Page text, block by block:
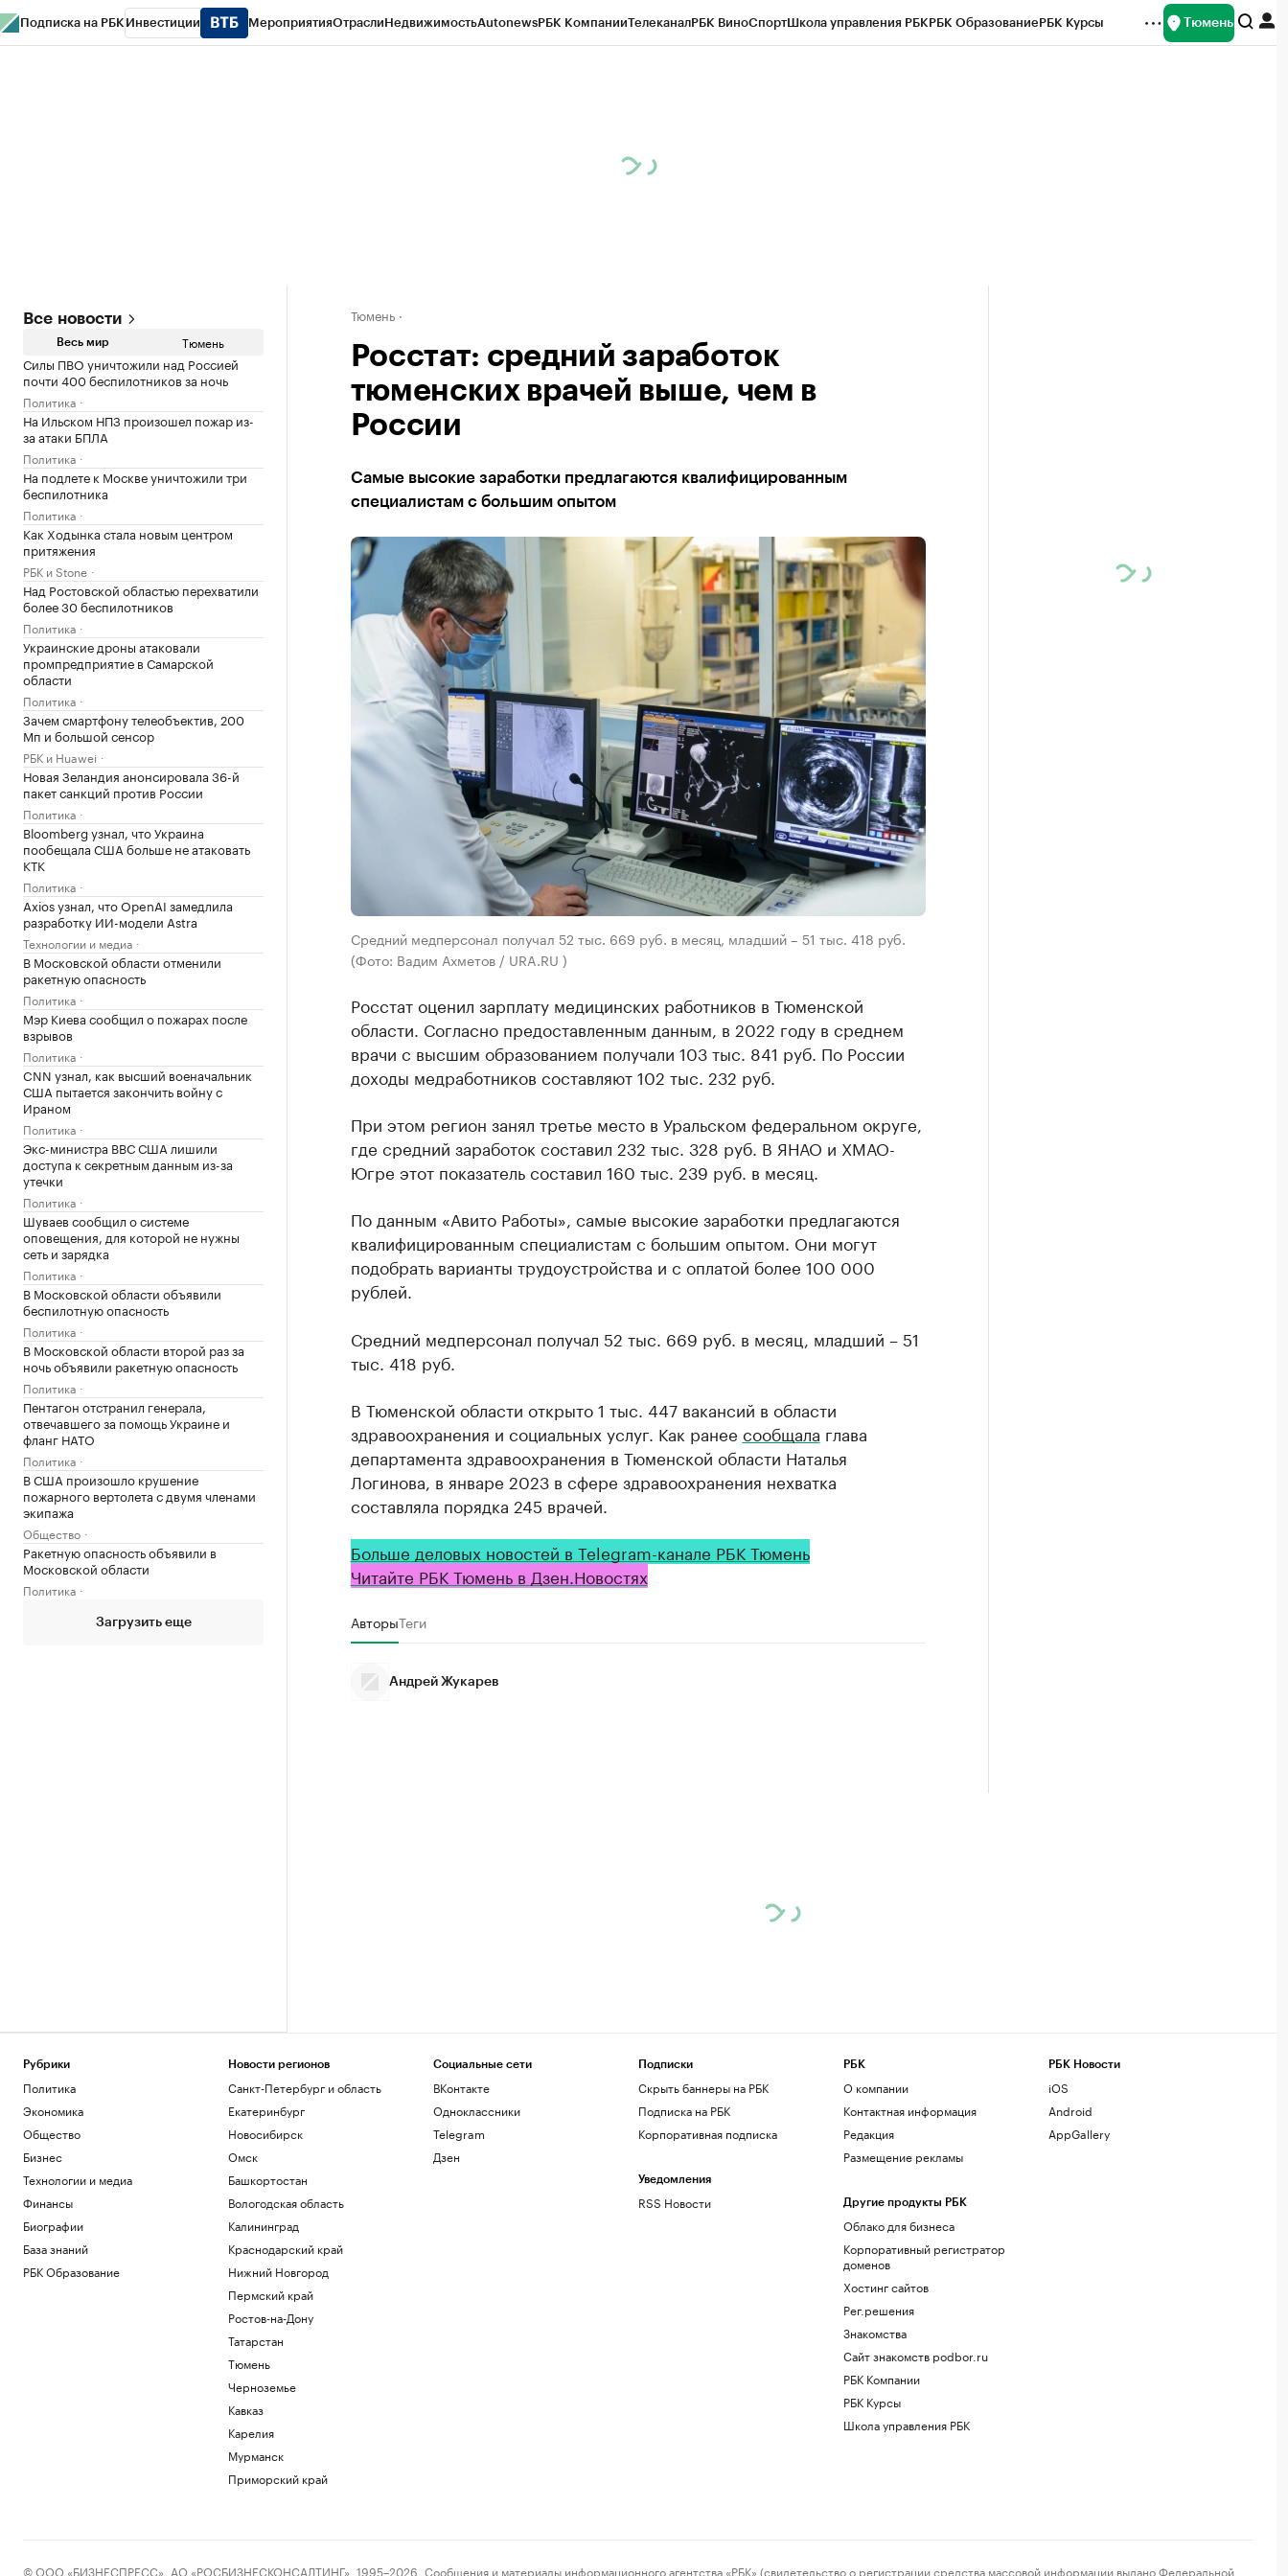
Подписка на РБК Инвестиции МероприятияОтраслиНедвижимостьAutonewsРБК КомпанииТелеканалРБК ВиноСпортШкола управления РБКРБК ОбразованиеРБК Курсы Тюмень
Все новости
Весь мир Тюмень
Силы ПВО уничтожили над Россией
почти 400 беспилотников за ночь
Политика
На Ильском НПЗ произошел пожар из-
за атаки БПЛА
Политика
На подлете к Москве уничтожили три
беспилотника
Политика
Как Ходынка стала новым центром
притяжения
РБК и Stone
Над Ростовской областью перехватили
более 30 беспилотников
Политика
Украинские дроны атаковали
промпредприятие в Самарской
области
Политика
Зачем смартфону телеобъектив, 200
Мп и большой сенсор
РБК и Huawei
Новая Зеландия анонсировала 36-й
пакет санкций против России
Политика
Bloomberg узнал, что Украина
пообещала США больше не атаковать
КТК
Политика
Axios узнал, что OpenAI замедлила
разработку ИИ-модели Astra
Технологии и медиа
В Московской области отменили
ракетную опасность
Политика
Мэр Киева сообщил о пожарах после
взрывов
Политика
CNN узнал, как высший военачальник
США пытается закончить войну с
Ираном
Политика
Экс-министра ВВС США лишили
доступа к секретным данным из-за
утечки
Политика
Шуваев сообщил о системе
оповещения, для которой не нужны
сеть и зарядка
Политика
В Московской области объявили
беспилотную опасность
Политика
В Московской области второй раз за
ночь объявили ракетную опасность
Политика
Пентагон отстранил генерала,
отвечавшего за помощь Украине и
фланг НАТО
Политика
В США произошло крушение
пожарного вертолета с двумя членами
экипажа
Общество
Ракетную опасность объявили в
Московской области
Политика
Загрузить еще
Тюмень
Росстат: средний заработок
тюменских врачей выше, чем в
России
Самые высокие заработки предлагаются квалифицированным
специалистам с большим опытом
Средний медперсонал получал 52 тыс. 669 руб. в месяц, младший – 51 тыс. 418 руб.
(Фото: Вадим Ахметов / URA.RU )
Росстат оценил зарплату медицинских работников в Тюменской
области. Согласно предоставленным данным, в 2022 году в среднем
врачи с высшим образованием получали 103 тыс. 841 руб. По России
доходы медработников составляют 102 тыс. 232 руб.
При этом регион занял третье место в Уральском федеральном округе,
где средний заработок составил 232 тыс. 328 руб. В ЯНАО и ХМАО-
Югре этот показатель составил 160 тыс. 239 руб. в месяц.
По данным «Авито Работы», самые высокие заработки предлагаются
квалифицированным специалистам с большим опытом. Они могут
подобрать варианты трудоустройства и с оплатой более 100 000
рублей.
Средний медперсонал получал 52 тыс. 669 руб. в месяц, младший – 51
тыс. 418 руб.
В Тюменской области открыто 1 тыс. 447 вакансий в области
здравоохранения и социальных услуг. Как ранее сообщала глава
департамента здравоохранения в Тюменской области Наталья
Логинова, в январе 2023 в сфере здравоохранения нехватка
составляла порядка 245 врачей.
Больше деловых новостей в Telegram-канале РБК Тюмень
Читайте РБК Тюмень в Дзен.Новостях
АвторыТеги
Андрей Жукарев
Рубрики
Политика
Экономика
Общество
Бизнес
Технологии и медиа
Финансы
Биографии
База знаний
РБК Образование
Новости регионов
Санкт-Петербург и область
Екатеринбург
Новосибирск
Омск
Башкортостан
Вологодская область
Калининград
Краснодарский край
Нижний Новгород
Пермский край
Ростов-на-Дону
Татарстан
Тюмень
Черноземье
Кавказ
Карелия
Мурманск
Приморский край
Социальные сети
ВКонтакте
Одноклассники
Telegram
Дзен
Подписки
Скрыть баннеры на РБК
Подписка на РБК
Корпоративная подписка
Уведомления
RSS Новости
РБК
О компании
Контактная информация
Редакция
Размещение рекламы
Другие продукты РБК
Облако для бизнеса
Корпоративный регистратор
доменов
Хостинг сайтов
Рег.решения
Знакомства
Сайт знакомств podbor.ru
РБК Компании
РБК Курсы
Школа управления РБК
РБК Новости
iOS
Android
AppGallery
© ООО «БИЗНЕСПРЕСС», АО «РОСБИЗНЕСКОНСАЛТИНГ», 1995–2026. Сообщения и материалы информационного агентства «РБК» (свидетельство о регистрации средства массовой информации выдано Федеральной